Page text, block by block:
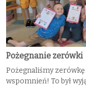
Pożegnanie zerówki
Pożegnaliśmy
wspomnień! To był